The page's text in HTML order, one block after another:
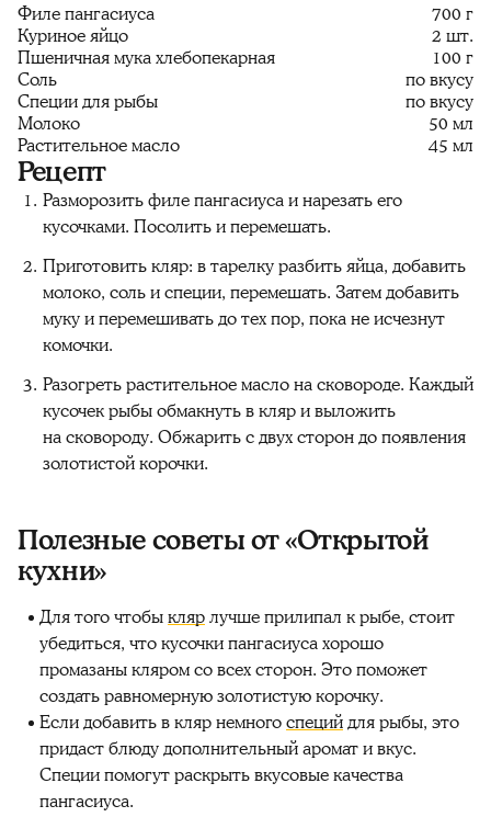
Филе пангасиуса
700 г
Куриное яйцо
2 шт.
Пшеничная мука хлебопекарная
100 г
Соль
по вкусу
Специи для рыбы
по вкусу
Молоко
50 мл
Растительное масло
45 мл
Рецепт
Разморозить филе пангасиуса и нарезать его
кусочками. Посолить и перемешать.
Приготовить кляр: в тарелку разбить яйца, добавить
молоко, соль и специи, перемешать. Затем добавить
муку и перемешивать до тех пор, пока не исчезнут
комочки.
Разогреть растительное масло на сковороде. Каждый
кусочек рыбы обмакнуть в кляр и выложить
на сковороду. Обжарить с двух сторон до появления
золотистой корочки.
Полезные советы от «Открытой
кухни»
Для того чтобыклярлучше прилипал к рыбе, стоит
убедиться, что кусочки пангасиуса хорошо
промазаны кляром со всех сторон. Это поможет
создать равномерную золотистую корочку.
Если добавить в кляр немногоспецийдля рыбы, это
придаст блюду дополнительный аромат и вкус.
Специи помогут раскрыть вкусовые качества
пангасиуса.